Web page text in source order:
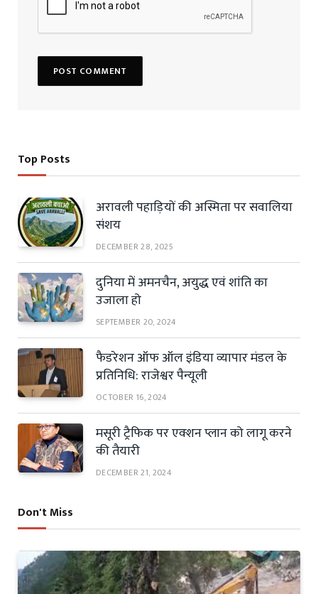
Top Posts
अरावली पहाड़ियों की अस्मिता पर सवालिया
संशय
DECEMBER 28, 2025
दुनिया में अमनचैन, अयुद्ध एवं शांति का
उजाला हो
SEPTEMBER 20, 2024
फैडरेशन ऑफ ऑल इंडिया व्यापार मंडल के
प्रतिनिधि: राजेश्वर पैन्यूली
OCTOBER 16, 2024
मसूरी ट्रैफिक पर एक्शन प्लान को लागू करने
की तैयारी
DECEMBER 21, 2024
Don't Miss